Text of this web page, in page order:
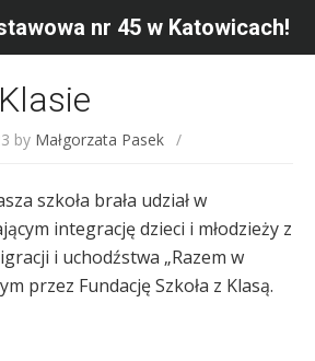
nr 45 w Katowicach!
by Małgorzata Pasek /
szkoła brała udział w
integrację dzieci i młodzieży z
i uchodźstwa „Razem w
przez Fundację Szkoła z Klasą.